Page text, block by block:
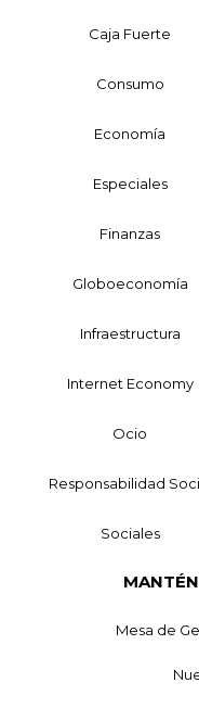
Caja Fuerte
Consumo
Economía
Especiales
Finanzas
Globoeconomía
Infraestructura
Internet Economy
Ocio
Responsabilidad
Sociales
Mesa de